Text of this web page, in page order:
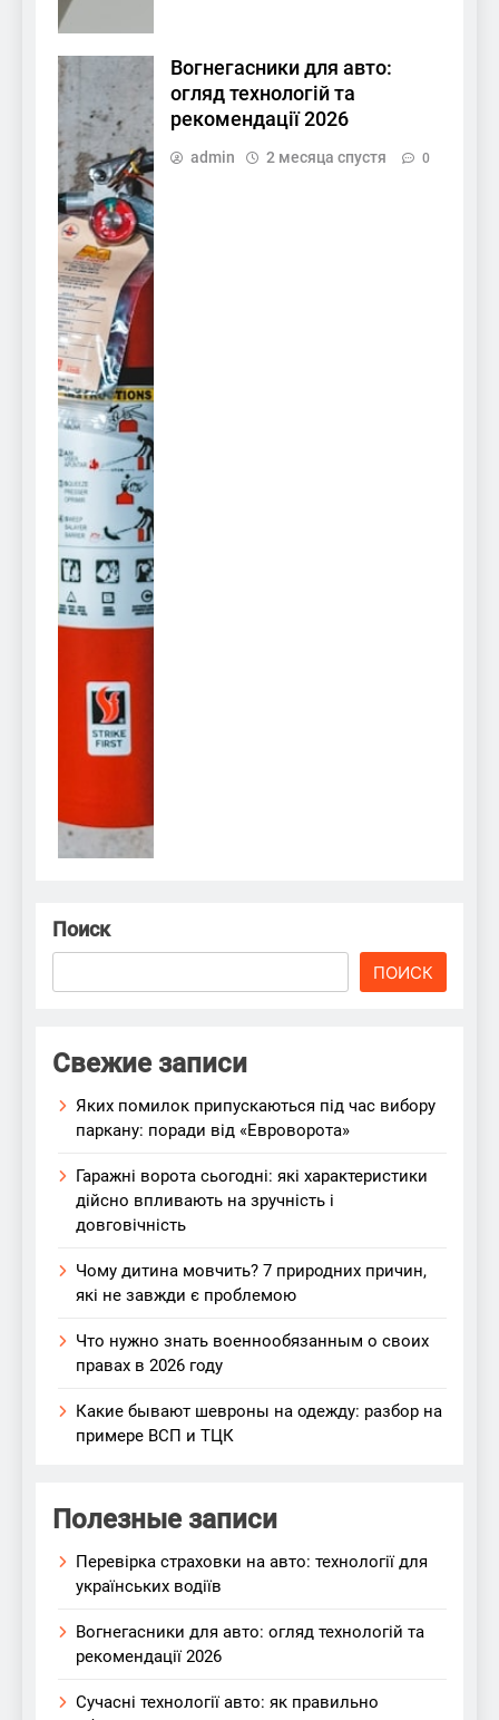
Вогнегасники для авто:
огляд технологій та
рекомендації 2026
admin 2 месяца спустя 0
Поиск
ПОИСК
Свежие записи
Яких помилок припускаються під час вибору
паркану: поради від «Евроворота»
Гаражні ворота сьогодні: які характеристики
дійсно впливають на зручність і
довговічність
Чому дитина мовчить? 7 природних причин,
які не завжди є проблемою
Что нужно знать военнообязанным о своих
правах в 2026 году
Какие бывают шевроны на одежду: разбор на
примере ВСП и ТЦК
Полезные записи
Перевірка страховки на авто: технології для
українських водіїв
Вогнегасники для авто: огляд технологій та
рекомендації 2026
Сучасні технології авто: як правильно